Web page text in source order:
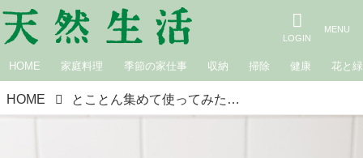
HOME 家庭料理 季節の家仕事 収納 掃除 健康 花と緑
HOME とことん集めて使ってみた台所道具たち／ブランディングディレクター・福田春美さん